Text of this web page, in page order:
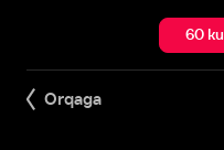
60
Orqaga